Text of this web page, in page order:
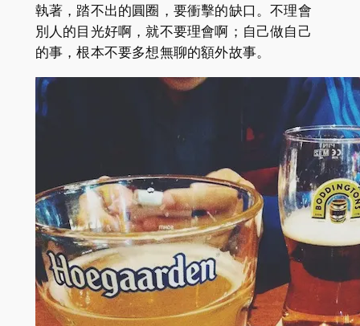
執著，踏不出的圓圈，要衝擊的缺口。不理會
別人的目光好啊，就不要理會啊；自己做自己
的事，根本不要多想無聊的額外故事。